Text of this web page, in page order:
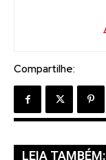
Compartilhe:
LEIA TAMBÉM: